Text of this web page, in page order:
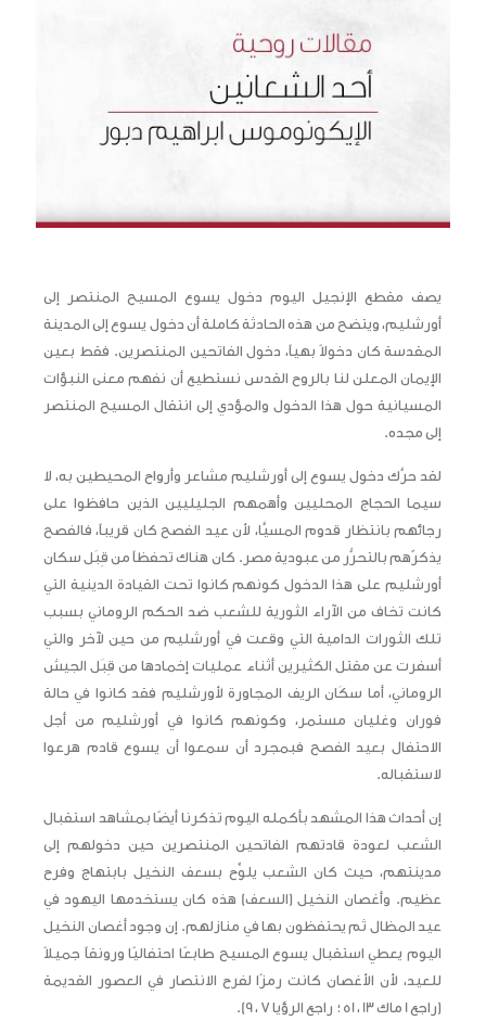
يصف مقطع الإنجيل اليوم دخول يسوع المسيح المنتصر إلى
أورشليم، ويتضح من هذه الحادثة كاملة أن دخول يسوع إلى المدينة
المقدسة كان دخولاً بهياً، دخول الفاتحين المنتصرين. فقط بعين
الإيمان المعلن لنا بالروح القدس نستطيع أن نفهم معنى النبؤات
المسيانية حول هذا الدخول والمؤدي إلى انتقال المسيح المنتصر
إلى مجده.
لقد حرَّك دخول يسوع إلى أورشليم مشاعر وأرواح المحيطين به، لا
سيما الحجاج المحليين وأهمهم الجليليين الذين حافظوا على
رجائهم بانتظار قدوم المسيَّا، لأن عيد الفصح كان قريباً، فالفصح
يذكرّهم بالتحرُّر من عبودية مصر. كان هناك تحفظاً من قِبَل سكان
أورشليم على هذا الدخول كونهم كانوا تحت القيادة الدينية التي
كانت تخاف من الآراء الثورية للشعب ضد الحكم الروماني بسبب
تلك الثورات الدامية التي وقعت في أورشليم من حين لآخر والتي
أسفرت عن مقتل الكثيرين أثناء عمليات إخمادها من قِبَل الجيش
الروماني، أما سكَان الريف المجاورة لأورشليم فقد كانوا في حالة
فوران وغليان مستمر، وكونهم كانوا في أورشليم من أجل
الاحتفال بعيد الفصح فبمجرد أن سمعوا أن يسوع قادم هرعوا
لاستقباله.
إن أحداث هذا المشهد بأكمله اليوم تذكرنا أيضًا بمشاهد استقبال
الشعب لعودة قادتهم الفاتحين المنتصرين حين دخولهم إلى
مدينتهم، حيث كان الشعب يلوِّح بسعف النخيل بابتهاج وفرح
عظيم. وأغصان النخيل (السعف) هذه كان يستخدمها اليهود في
عيد المظال ثم يحتفظون بها في منازلهم. إن وجود أغصان النخيل
اليوم يعطي استقبال يسوع المسيح طابعًا احتفاليًا ورونقاً جميلاً
للعيد، لأن الأغصان كانت رمزًا لفرح الانتصار في العصور القديمة
(راجع 1 ماك 13 ، 51 ؛ راجع الرؤيا 7 ، 9).